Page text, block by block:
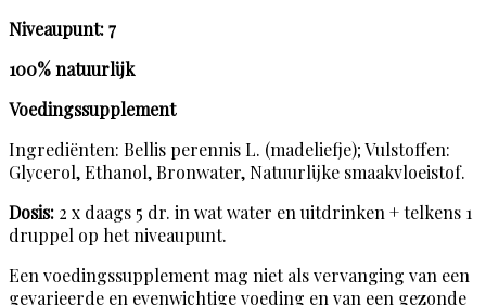
Niveaupunt: 7
100% natuurlijk
Voedingssupplement
Ingrediënten: Bellis perennis L. (madeliefje); Vulstoffen:
Glycerol, Ethanol, Bronwater, Natuurlijke smaakvloeistof.
Dosis: 2 x daags 5 dr. in wat water en uitdrinken + telkens 1
druppel op het niveaupunt.
Een voedingssupplement mag niet als vervanging van een
gevarieerde en evenwichtige voeding en van een gezonde